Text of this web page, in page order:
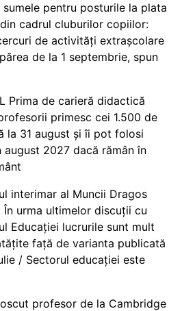
pentru posturile la plata
cadrul cluburilor copiilor:
de activități extrașcolare
de la 1 septembrie, spun
Prima de carieră didactică
primesc cei 1.500 de
la 31 august și îi pot folosi
august 2027 dacă rămân în
interimar al Muncii Dragos
În urma ultimelor discuții cu
Educației lucrurile sunt mult
față de varianta publicată
/ Sectorul educației este
profesor de la Cambridge